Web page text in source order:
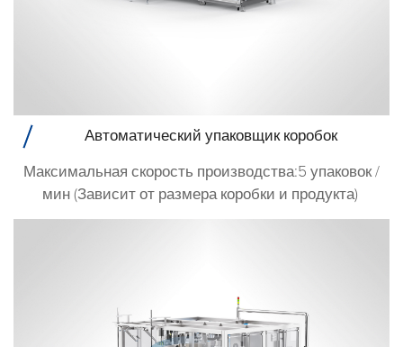
Автоматический упаковщик коробок
Максимальная скорость производства:5 упаковок /
мин (Зависит от размера коробки и продукта)